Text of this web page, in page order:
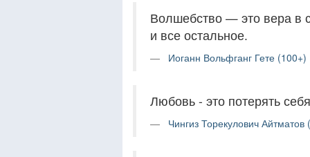
Волшебство — это вера в
и все остальное.
Иоганн Вольфганг Гете (100+)
Любовь - это потерять
Чингиз Торекулович Айтматов